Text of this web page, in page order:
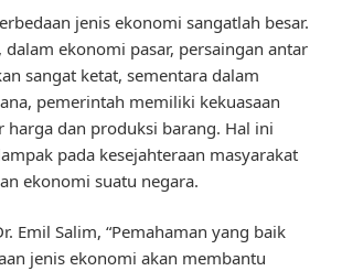
jenis ekonomi sangatlah besar.
dalam ekonomi pasar, persaingan antar
sangat ketat, sementara dalam
pemerintah memiliki kekuasaan
harga dan produksi barang. Hal ini
pada kesejahteraan masyarakat
ekonomi suatu negara.
Emil Salim, “Pemahaman yang baik
jenis ekonomi akan membantu